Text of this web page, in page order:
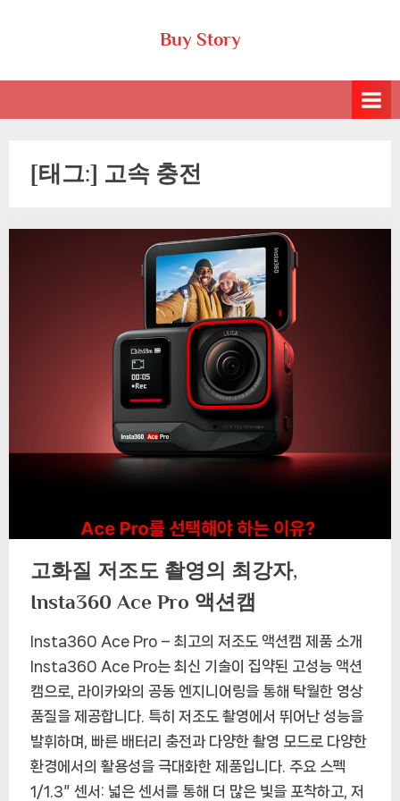
Buy Story
[태그:] 고속 충전
고화질 저조도 촬영의 최강자,
Insta360 Ace Pro 액션캠
Insta360 Ace Pro – 최고의 저조도 액션캠 제품 소개
Insta360 Ace Pro는 최신 기술이 집약된 고성능 액션
캠으로, 라이카와의 공동 엔지니어링을 통해 탁월한 영상
품질을 제공합니다. 특히 저조도 촬영에서 뛰어난 성능을
발휘하며, 빠른 배터리 충전과 다양한 촬영 모드로 다양한
환경에서의 활용성을 극대화한 제품입니다. 주요 스펙
1/1.3″ 센서: 넓은 센서를 통해 더 많은 빛을 포착하고, 저